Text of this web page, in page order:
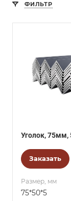
ФИЛЬТР
Уголок, 75мм,
Заказать
Размер, мм
75*50*5